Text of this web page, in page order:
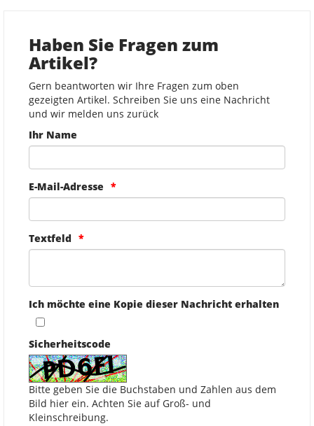
Haben Sie Fragen zum
Artikel?
Gern beantworten wir Ihre Fragen zum oben
gezeigten Artikel. Schreiben Sie uns eine Nachricht
und wir melden uns zurück
Ihr Name
E-Mail-Adresse
Textfeld
Ich möchte eine Kopie dieser Nachricht erhalten
Sicherheitscode
Bitte geben Sie die Buchstaben und Zahlen aus dem
Bild hier ein. Achten Sie auf Groß- und
Kleinschreibung.